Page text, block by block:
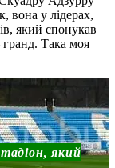
вона у лідерах,
який спонукав
Така моя
який